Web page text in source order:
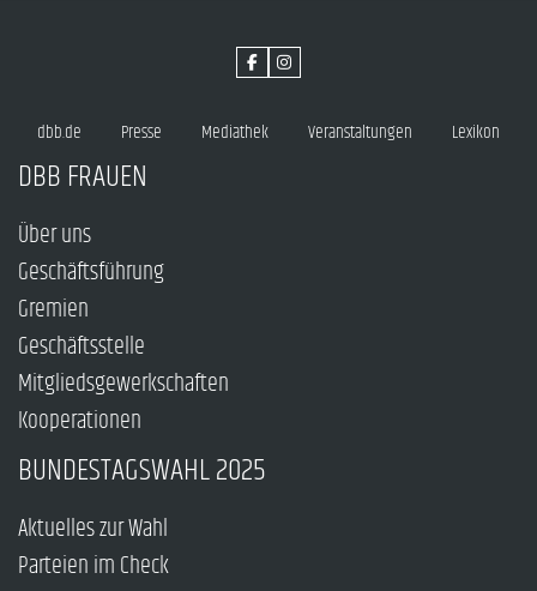
dbb.de Presse Mediathek Veranstaltungen Lexikon
DBB FRAUEN
Über uns
Geschäftsführung
Gremien
Geschäftsstelle
Mitgliedsgewerkschaften
Kooperationen
BUNDESTAGSWAHL 2025
Aktuelles zur Wahl
Parteien im Check